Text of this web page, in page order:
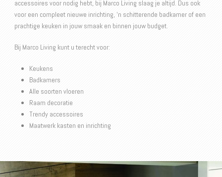
accessoires voor nodig hebt, bij Marco Living slaag je altijd. Dus ook
voor een compleet nieuwe inrichting, ‘n schitterende badkamer of een
prachtige keuken in jouw smaak en binnen jouw budget.
Bij Marco Living kunt u terecht voor:
Keukens
Badkamers
Alle soorten vloeren
Raam decoratie
Trendy accessoires
Maatwerk kasten en inrichting